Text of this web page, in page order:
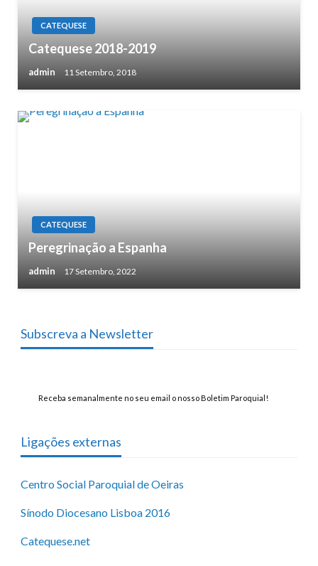
CATEQUESE
Catequese 2018-2019
admin 11 Setembro, 2018
CATEQUESE
Peregrinação a Espanha
admin 17 Setembro, 2022
Subscreva a Newsletter
Receba semanalmente no seu email o nosso Boletim Paroquial!
Ligações externas
Centro Social Paroquial de Oeiras
Sínodo Diocesano Lisboa 2016
Catequese.net